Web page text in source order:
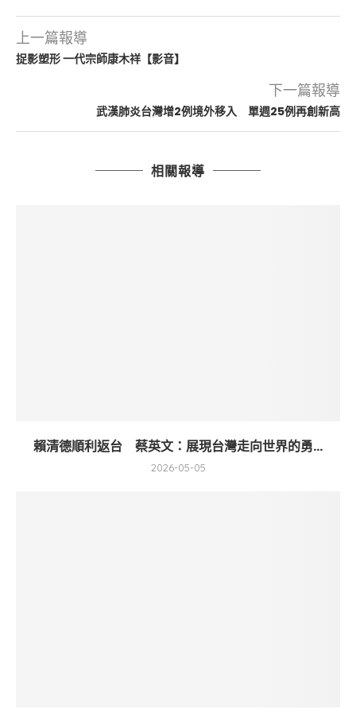
上一篇報導
捉影塑形 一代宗師康木祥【影音】
下一篇報導
武漢肺炎台灣增2例境外移入 單週25例再創新高
相關報導
賴清德順利返台 蔡英文：展現台灣走向世界的勇...
2026-05-05